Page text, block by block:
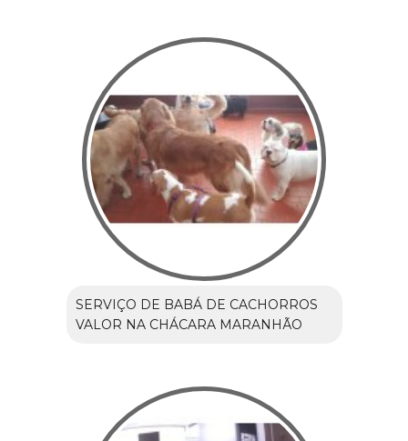
SERVIÇO DE BABÁ DE CACHORROS
VALOR NA CHÁCARA MARANHÃO